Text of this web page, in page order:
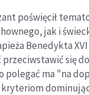
poświęcił
jak i
Benedykta XVI
się
polegać ma "na
kryteriom